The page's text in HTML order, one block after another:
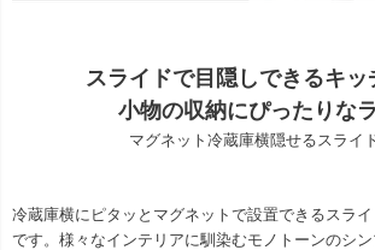
スライドで目隠しできるキッ
小物の収納にぴったりな
マグネット冷蔵庫横隠せるスライ
冷蔵庫横にピタッとマグネットで設置できるスラ
です。様々なインテリアに馴染むモノトーンのシ